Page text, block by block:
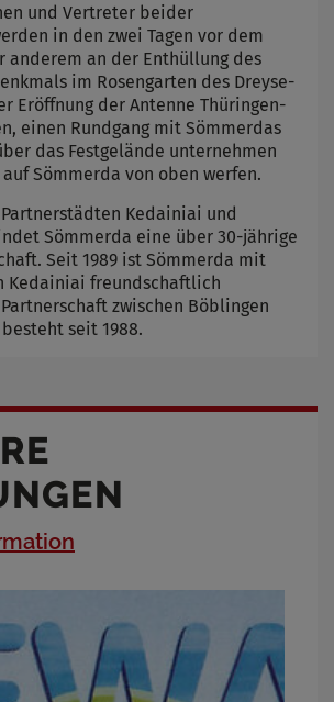
und Vertreter beider
in den zwei Tagen vor dem
anderem an der Enthüllung des
im Rosengarten des Dreyse-
Eröffnung der Antenne Thüringen-
einen Rundgang mit Sömmerdas
das Festgelände unternehmen
Sömmerda von oben werfen.
Kedainiai und
Sömmerda eine über 30-jährige
Seit 1989 ist Sömmerda mit
Kedainiai freundschaftlich
zwischen Böblingen
seit 1988.